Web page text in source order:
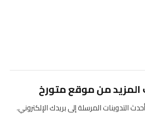
من موقع متورخ
التدوينات المرسلة إلى بريدك الإلكتروني.